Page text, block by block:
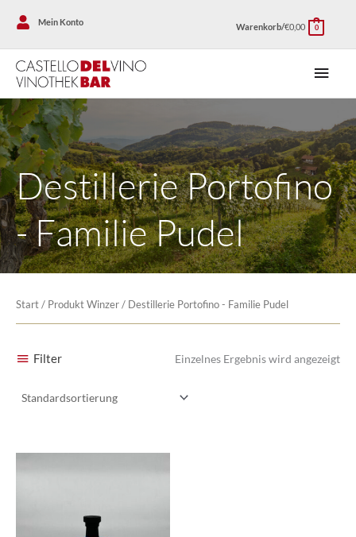
Inhalt
springen
Mein Konto Warenkorb/€0,00 0
Destillerie Portofino
- Familie Pudel
Start / Produkt Winzer / Destillerie Portofino - Familie Pudel
Filter Einzelnes Ergebnis wird angezeigt